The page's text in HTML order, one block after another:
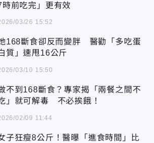
時前吃完」更有效
03/26 15:52
168斷食卻反而變胖 醫勸「多吃蛋
質」速甩16公斤
03/10 15:50
不到168斷食？專家揭「兩餐之間不
」就可解毒 不必挨餓！
02/09 11:44
子狂瘦8公斤！醫曝「進食時間」比